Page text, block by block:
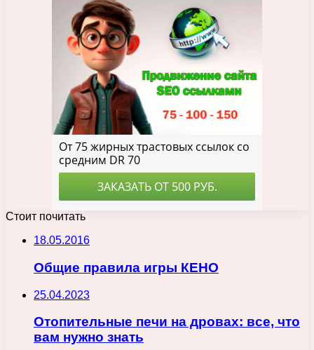
Стоит почитать
18.05.2016
Общие правила игры КЕНО
25.04.2023
Отопительные печи на дровах: все, что
вам нужно знать